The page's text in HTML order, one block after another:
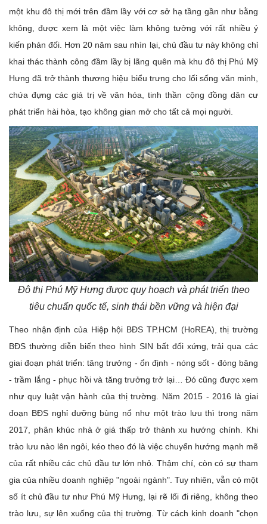
một khu đô thị mới trên đầm lầy với cơ sở hạ tầng gần như bằng
không, được xem là một việc làm không tưởng với rất nhiều ý
kiến phản đối. Hơn 20 năm sau nhìn lại, chủ đầu tư này không chỉ
khai thác thành công đầm lầy bị lãng quên mà khu đô thị Phú Mỹ
Hưng đã trở thành thương hiệu biểu trưng cho lối sống văn minh,
chứa đựng các giá trị về văn hóa, tinh thần cộng đồng dân cư
phát triển hài hòa, tạo không gian mở cho tất cả mọi người.
Đô thị Phú Mỹ Hưng được quy hoạch và phát triển theo
tiêu chuẩn quốc tế, sinh thái bền vững và hiện đại
Theo nhận định của Hiệp hội BĐS TP.HCM (HoREA), thị trường
BĐS thường diễn biến theo hình SIN bất đối xứng, trải qua các
giai đoạn phát triển: tăng trưởng - ổn định - nóng sốt - đóng băng
- trầm lắng - phục hồi và tăng trưởng trở lại… Đó cũng được xem
như quy luật vận hành của thị trường. Năm 2015 - 2016 là giai
đoạn BĐS nghỉ dưỡng bùng nổ như một trào lưu thì trong năm
2017, phân khúc nhà ở giá thấp trở thành xu hướng chính. Khi
trào lưu nào lên ngôi, kéo theo đó là việc chuyển hướng mạnh mẽ
của rất nhiều các chủ đầu tư lớn nhỏ. Thậm chí, còn có sự tham
gia của nhiều doanh nghiệp "ngoài ngành". Tuy nhiên, vẫn có một
số ít chủ đầu tư như Phú Mỹ Hưng, lại rẽ lối đi riêng, không theo
trào lưu, sự lên xuống của thị trường. Từ cách kinh doanh "chọn